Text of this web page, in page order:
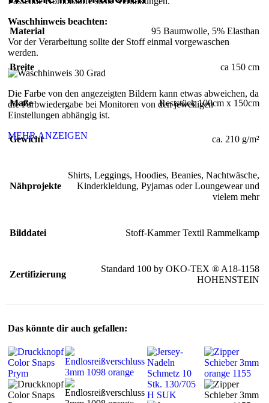
Waschhinweis beachten:
Vor der Verarbeitung sollte der Stoff einmal vorgewaschen
werden.
Die Farbe von den angezeigten Bildern kann etwas abweichen, da
die Farbwiedergabe bei Monitoren von den jeweiligen
Einstellungen abhängig ist.
MEHR ANZEIGEN
Material 95 Baumwolle, 5% Elasthan
Breite ca 150 cm
Maße Reststück 100cm x 150cm
Gewicht ca. 210 g/m²
Nähprojekte
Shirts, Leggings, Hoodies, Beanies, Nachtwäsche,
Kinderkleidung, Pyjamas oder Loungewear und
vielem mehr
Bilddatei Stoff-Kammer Textil Rammelkamp
Zertifizierung
Standard 100 by OKO-TEX ® A18-1158
HOHENSTEIN
Das könnte dir auch gefallen: